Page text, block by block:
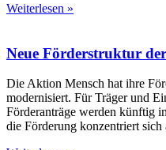
Weiterlesen »
Neue Förderstruktur
Die Aktion Mensch hat ihre
modernisiert. Für Träger und
Förderanträge werden künftig
die Förderung konzentriert sich